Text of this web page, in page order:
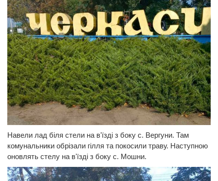
Навели лад біля стели на вʼїзді з боку с. Вергуни. Там
комунальники обрізали гілля та покосили траву. Наступною
оновлять стелу на вʼїзді з боку с. Мошни.